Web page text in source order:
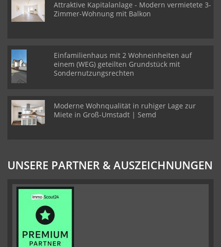
Attraktive Kapitalanlage - Modern vermietete 3-
Zimmer-Wohnung mit Balkon
Einfamilienhaus mit 2 Wohneinheiten auf
einem (WEG) geteilten Grundstück mit
Sondernutzungsrechten
Moderne Wohnqualität in ruhiger Lage zur
Miete in Groß-Umstadt | Semd
UNSERE PARTNER & AUSZEICHNUNGEN